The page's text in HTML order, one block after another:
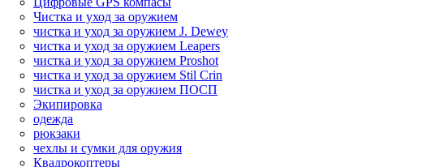
Чистка и уход за оружием
чистка и уход за оружием J. Dewey
чистка и уход за оружием Leapers
чистка и уход за оружием Proshot
чистка и уход за оружием Stil Crin
чистка и уход за оружием ПОСП
Экипировка
одежда
рюкзаки
чехлы и сумки для оружия
Квадрокоптеры